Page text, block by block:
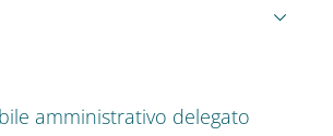
amministrativo delegato